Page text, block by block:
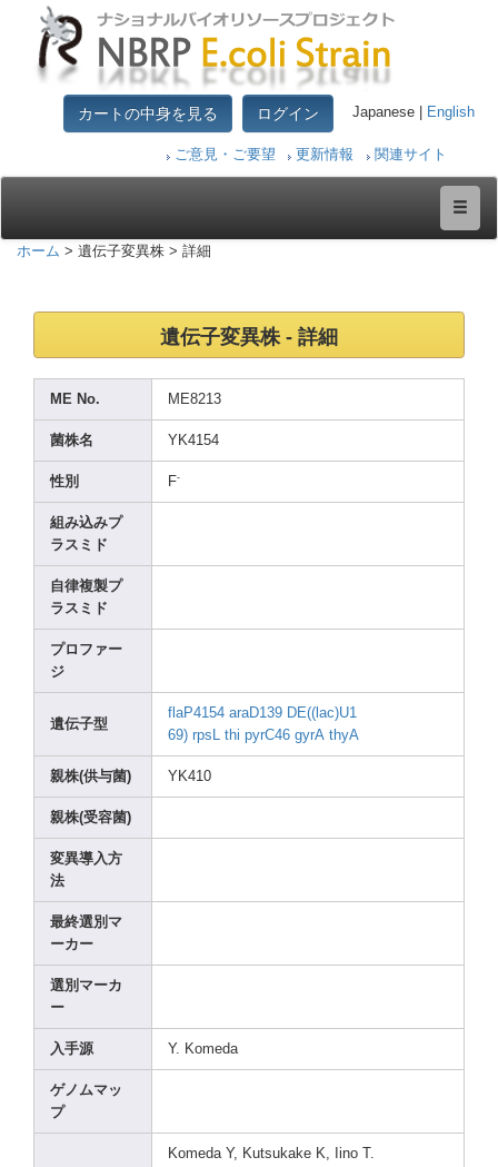
カートの中身を見る ログイン Japanese | English
ご意見・ご要望 更新情報 関連サイト
ホーム > 遺伝子変異株 > 詳細
遺伝子変異株 - 詳細
ME No. ME8213
菌株名 YK4154
性別 F-
組み込みプ
ラスミド
自律複製プ
ラスミド
プロファー
ジ
遺伝子型
flaP4154 araD139 DE((l ac)U1
69) rpsL thi pyrC46 gyrA thyA
親株(供与菌) YK410
親株(受容菌)
変異導入方
法
最終選別マ
ーカー
選別マーカ
ー
入手源 Y. Komeda
ゲノムマッ
プ
Komeda Y, Kutsukake K, Iino T.